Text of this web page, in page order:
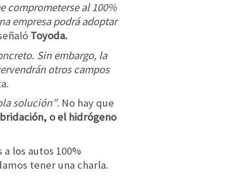
comprometerse al 100%
empresa podrá adoptar
Toyoda.
Sin embargo, la
otros campos
solución”. No hay que
o el hidrógeno
los autos 100%
tener una charla.